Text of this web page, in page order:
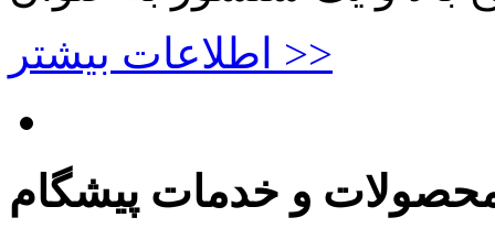
اطلاعات بیشتر >>
و خدمات پیشگام